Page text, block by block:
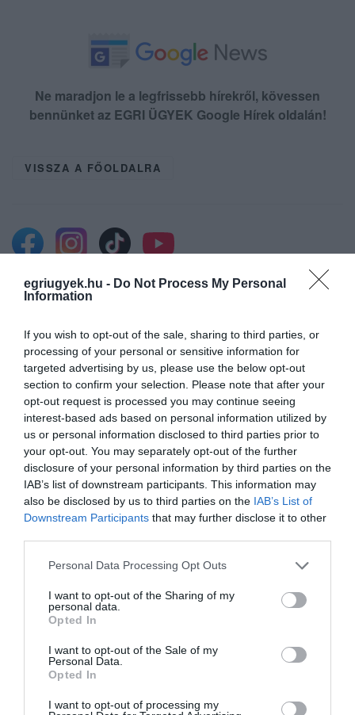
egriugyek.hu - Do Not Process My Personal
Information
If you wish to opt-out of the sale, sharing to third parties, or
processing of your personal or sensitive information for
targeted advertising by us, please use the below opt-out
section to confirm your selection. Please note that after your
opt-out request is processed you may continue seeing
interest-based ads based on personal information utilized by
us or personal information disclosed to third parties prior to
your opt-out. You may separately opt-out of the further
disclosure of your personal information by third parties on the
IAB’s list of downstream participants. This information may
also be disclosed by us to third parties on the IAB’s List of
Downstream Participants that may further disclose it to other
Please note that this website/app uses one or more Google
not limited to your visit or usage behaviour. You may click to
grant or deny consent to Google and its third-party tags to
use your data for below specified purposes in below Google
consent section.
Personal Data Processing Opt Outs
I want to opt-out of the Sharing of my
personal data.
Opted In
I want to opt-out of the Sale of my
Personal Data.
Opted In
I want to opt-out of processing my
Ne maradjon le a legfrissebb hírekről, kövessen
bennünket az EGRI ÜGYEK Google Hírek oldalán!
VISSZA A FŐOLDALRA
Legfrissebb híreink
KÉT AUTÓ ÜTKÖZÖTT BOGÁCSON, A
MENTŐK IS A HELYSZÍNRE ÉRKE...
2026. augusztus 06|Riasztó
HÍREK A GARÁZSBÓL: CHERY TIGGO 9
PHEV LUXURY – A KÍNAI PR...
2026. augusztus 06| Barta Autó
2026. augusztus 06